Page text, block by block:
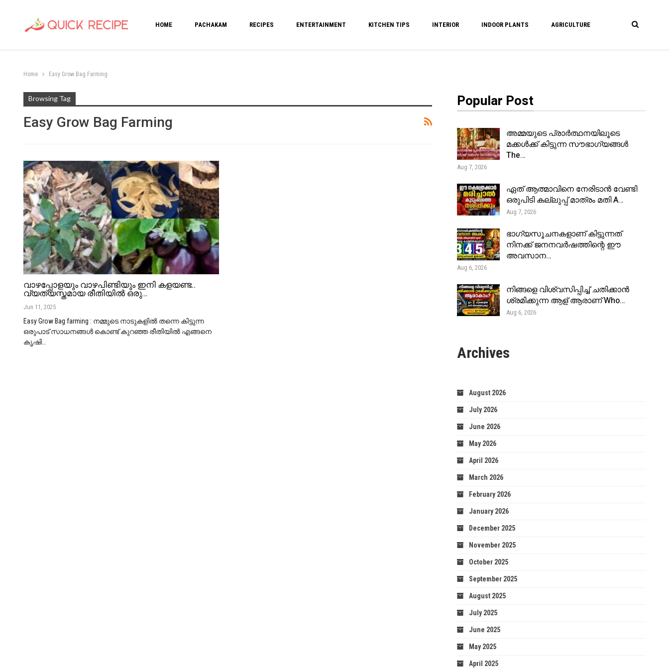
HOME PACHAKAM RECIPES ENTERTAINMENT KITCHEN TIPS INTERIOR INDOOR PLANTS AGRICULTURE
Home Easy Grow Bag Farming
Browsing Tag
Easy Grow Bag Farming
വാഴപ്പോളയും വാഴപിണ്ടിയും ഇനി കളയണ്ട..
വ്യത്യസ്തമായ രീതിയിൽ ഒരു…
Jun 11, 2025
Easy Grow Bag farming : നമ്മുടെ നാടുകളിൽ തന്നെ കിട്ടുന്ന
ഒരുപാട് സാധനങ്ങൾ കൊണ്ട് കുറഞ്ഞ രീതിയിൽ എങ്ങനെ
കൃഷി
Popular Post
അമ്മയുടെ പ്രാർത്ഥനയിലൂടെ
മക്കൾക്ക് കിട്ടുന്ന സൗഭാഗ്യങ്ങൾ
The…
Aug 7, 2026
ഏത് ആത്മാവിനെ നേരിടാൻ വേണ്ടി
ഒരുപിടി കല്ലുപ്പ് മാത്രം മതി A…
Aug 7, 2026
ഭാഗ്യസൂചനകളാണ് കിട്ടുന്നത്
നിനക്ക് ജനനവർഷത്തിന്റെ ഈ
അവസാന…
Aug 6, 2026
നിങ്ങളെ വിശ്വസിപ്പിച്ച് ചതിക്കാൻ
ശ്രമിക്കുന്ന ആള് ആരാണ് Who…
Aug 6, 2026
Archives
August 2026
July 2026
June 2026
May 2026
April 2026
March 2026
February 2026
January 2026
December 2025
November 2025
October 2025
September 2025
August 2025
July 2025
June 2025
May 2025
April 2025